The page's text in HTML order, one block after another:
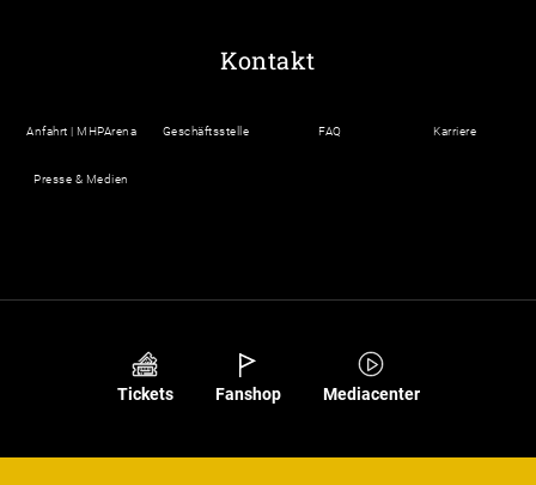
Kontakt
Anfahrt | MHPArena Geschäftsstelle FAQ Karriere
Presse & Medien
Tickets Fanshop Mediacenter